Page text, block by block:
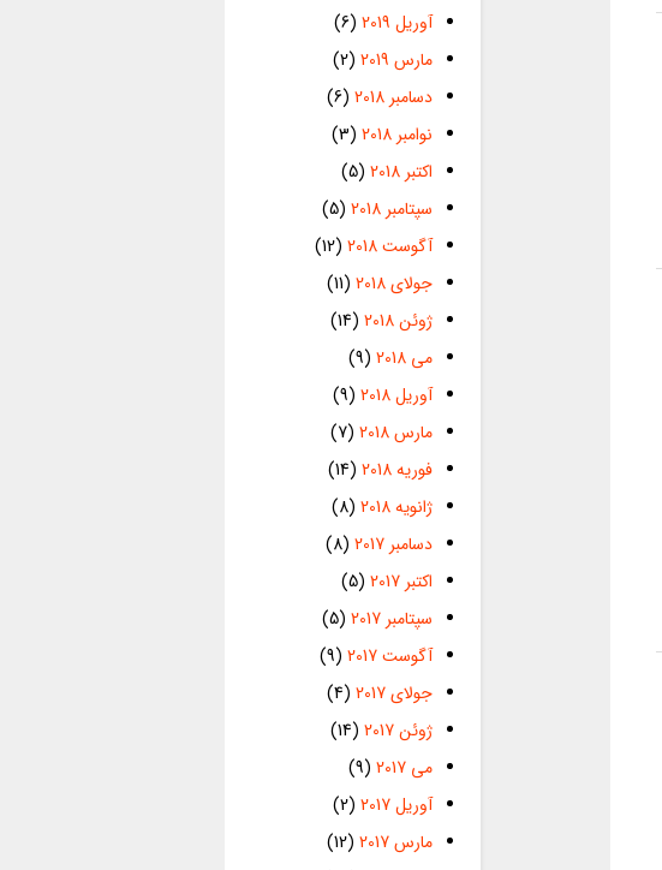
آوریل 2019
(6)
مارس 2019
(2)
دسامبر 2018
(6)
نوامبر 2018
(3)
اکتبر 2018
(5)
سپتامبر 2018
(5)
آگوست 2018
(12)
جولای 2018
(11)
ژوئن 2018
(14)
می 2018
(9)
آوریل 2018
(9)
مارس 2018
(7)
فوریه 2018
(14)
ژانویه 2018
(8)
دسامبر 2017
(8)
اکتبر 2017
(5)
سپتامبر 2017
(5)
آگوست 2017
(9)
جولای 2017
(4)
ژوئن 2017
(14)
می 2017
(9)
آوریل 2017
(2)
مارس 2017
(12)